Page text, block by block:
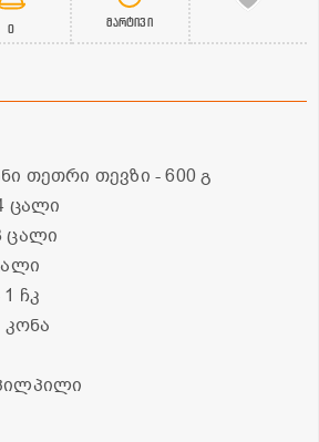
0 მარტივი
თეთრი თევზი - 600 გ
ცალი
ცალი
1 ჩკ
კონა